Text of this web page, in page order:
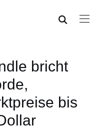
bricht
bis